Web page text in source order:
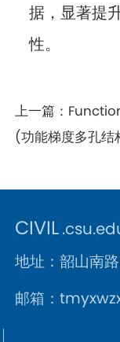
据，显著提
性。
上一篇：
(功能梯度多孔结
CIVIL
地址：韶山南
邮箱：